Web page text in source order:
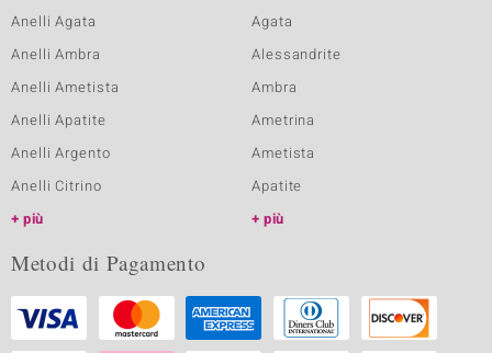
Anelli Agata
Anelli Ambra
Anelli Ametista
Anelli Apatite
Anelli Argento
Anelli Citrino
più
Agata
Alessandrite
Ambra
Ametrina
Ametista
Apatite
più
Metodi di Pagamento